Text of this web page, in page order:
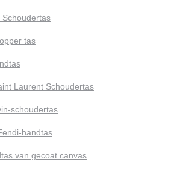
tas
Laurent Schoudertas
schoudertas
handtas
van gecoat canvas